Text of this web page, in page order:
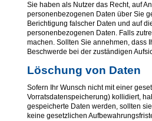
Sie haben als Nutzer das Recht, auf
personenbezogenen Daten über Sie
Berichtigung falscher Daten und auf
personenbezogenen Daten. Falls
machen. Sollten Sie annehmen, dass
Beschwerde bei der zuständigen
Löschung von Daten
Sofern Ihr Wunsch nicht mit einer
Vorratsdatenspeicherung) kollidiert,
gespeicherte Daten werden, sollten
keine gesetzlichen